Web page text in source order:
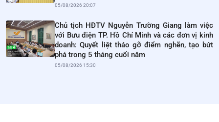
05/08/2026 20:07
Chủ tịch HĐTV Nguyễn Trường Giang làm việc
với Bưu điện TP. Hồ Chí Minh và các đơn vị kinh
doanh: Quyết liệt tháo gỡ điểm nghẽn, tạo bứt
phá trong 5 tháng cuối năm
05/08/2026 15:30